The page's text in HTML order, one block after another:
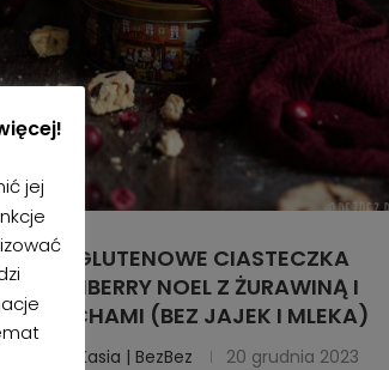
BEZGLUTENOWE CIASTECZKA
CRANBERRY NOEL Z ŻURAWINĄ I
ORZECHAMI (BEZ JAJEK I MLEKA)
Kasia | BezBez 20 grudnia 2023
jej